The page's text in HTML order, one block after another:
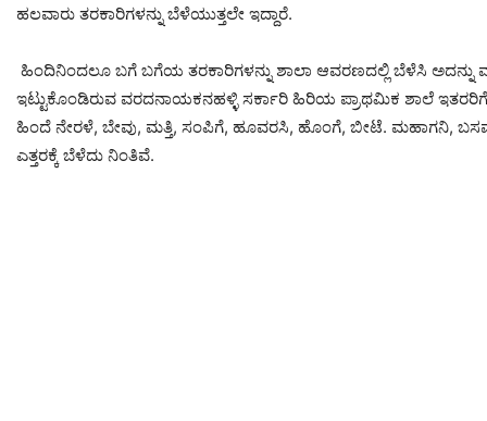
ಹಲವಾರು ತರಕಾರಿಗಳನ್ನು ಬೆಳೆಯುತ್ತಲೇ ಇದ್ದಾರೆ.
ಹಿಂದಿನಿಂದಲೂ ಬಗೆ ಬಗೆಯ ತರಕಾರಿಗಳನ್ನು ಶಾಲಾ ಆವರಣದಲ್ಲಿ ಬೆಳೆಸಿ ಅದನ್ನು
ಇಟ್ಟುಕೊಂಡಿರುವ ವರದನಾಯಕನಹಳ್ಳಿ ಸರ್ಕಾರಿ ಹಿರಿಯ ಪ್ರಾಥಮಿಕ ಶಾಲೆ
ಹಿಂದೆ ನೇರಳೆ, ಬೇವು, ಮತ್ತಿ, ಸಂಪಿಗೆ, ಹೂವರಸಿ, ಹೊಂಗೆ, ಬೀಟೆ. ಮಹಾಗನಿ, ಬಸವನ
ಎತ್ತರಕ್ಕೆ ಬೆಳೆದು ನಿಂತಿವೆ.